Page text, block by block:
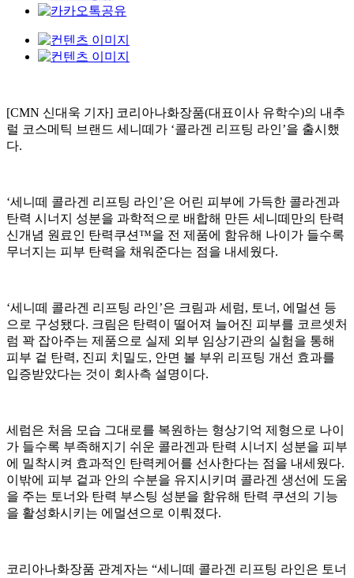
[CMN 신대욱 기자] 코리아나화장품(대표이사 유학수)의 내추
럴 코스메틱 브랜드 세니떼가 ‘콜라겐 리프팅 라인’을 출시했
다.
‘세니떼 콜라겐 리프팅 라인’은 어린 피부에 가득한 콜라겐과
탄력 시너지 성분을 과학적으로 배합해 만든 세니떼만의 탄력
신개념 원료인 탄력쿠션™을 전 제품에 함유해 나이가 들수록
무너지는 피부 탄력을 채워준다는 점을 내세웠다.
‘세니떼 콜라겐 리프팅 라인’은 크림과 세럼, 토너, 에멀션 등
으로 구성됐다. 크림은 탄력이 떨어져 늘어진 피부를 코르셋처
럼 꽉 잡아주는 제품으로 실제 외부 임상기관의 실험을 통해
피부 겉 탄력, 진피 치밀도, 안면 볼 부위 리프팅 개선 효과를
입증받았다는 것이 회사측 설명이다.
세럼은 처음 모습 그대로를 복원하는 형상기억 제형으로 나이
가 들수록 부족해지기 쉬운 콜라겐과 탄력 시너지 성분을 피부
에 밀착시켜 효과적인 탄력케어를 선사한다는 점을 내세웠다.
이밖에 피부 겉과 안의 수분을 유지시키며 콜라겐 생선에 도움
을 주는 토너와 탄력 부스팅 성분을 함유해 탄력 쿠션의 기능
을 활성화시키는 에멀션으로 이뤄졌다.
코리아나화장품 관계자는 “세니떼 콜라겐 리프팅 라인은 토너